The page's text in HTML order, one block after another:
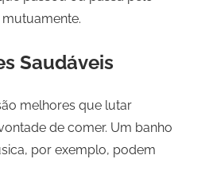
Saudáveis
melhores que lutar
de comer. Um banho
por exemplo, podem